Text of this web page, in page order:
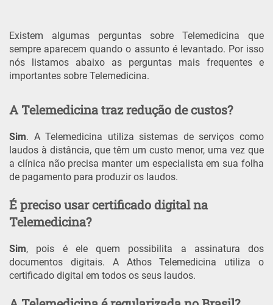
Existem algumas perguntas sobre Telemedicina que
sempre aparecem quando o assunto é levantado. Por isso
nós listamos abaixo as perguntas mais frequentes e
importantes sobre Telemedicina.
A Telemedicina traz redução de custos?
Sim. A Telemedicina utiliza sistemas de serviços como
laudos à distância, que têm um custo menor, uma vez que
a clínica não precisa manter um especialista em sua folha
de pagamento para produzir os laudos.
É preciso usar certificado digital na
Telemedicina?
Sim, pois é ele quem possibilita a assinatura dos
documentos digitais. A Athos Telemedicina utiliza o
certificado digital em todos os seus laudos.